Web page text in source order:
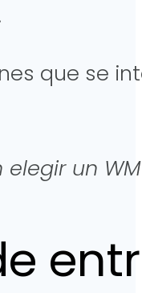
que se
un